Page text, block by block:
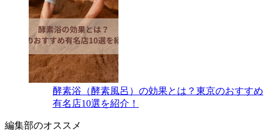
酵素浴（酵素風呂）の効果とは？東京のおすすめ
有名店10選を紹介！
編集部のオススメ